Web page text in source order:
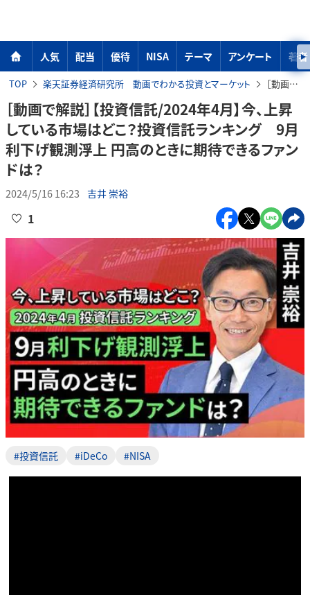
人気 配当 優待 NISA テーマ アンケート 著者
TOP 楽天証券経済研究所 動画でわかる投資とマーケット ［動画で解説］【投資信託/2024年4月】今、上昇している市場はどこ？投資信託ランキング 9月利下げ観測浮上 円高のときに期待できるファンドは？
［動画で解説］【投資信託/2024年4月】今、上昇
している市場はどこ？投資信託ランキング 9月
利下げ観測浮上 円高のときに期待できるファン
ドは？
2024/5/16 16:23 吉井 崇裕
1
#投資信託 #iDeCo #NISA